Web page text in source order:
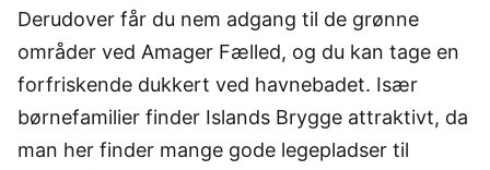
Derudover får du nem adgang til de grønne
områder ved Amager Fælled, og du kan tage en
forfriskende dukkert ved havnebadet. Især
børnefamilier finder Islands Brygge attraktivt, da
man her finder mange gode legepladser til